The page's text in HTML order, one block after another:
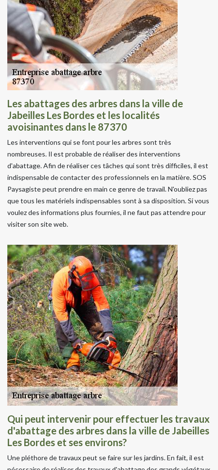
Les abattages des arbres dans la ville de
Jabeilles Les Bordes et les localités
avoisinantes dans le 87370
Les interventions qui se font pour les arbres sont très
nombreuses. Il est probable de réaliser des interventions
d'abattage. Afin de réaliser ces tâches qui sont très difficiles, il est
indispensable de contacter des professionnels en la matière. SOS
Paysagiste peut prendre en main ce genre de travail. N'oubliez pas
que tous les matériels indispensables sont à sa disposition. Si vous
voulez des informations plus fournies, il ne faut pas attendre pour
visiter son site web.
Qui peut intervenir pour effectuer les travaux
d'abattage des arbres dans la ville de Jabeilles
Les Bordes et ses environs?
Une pléthore de travaux peut se faire sur les jardins. En fait, il est